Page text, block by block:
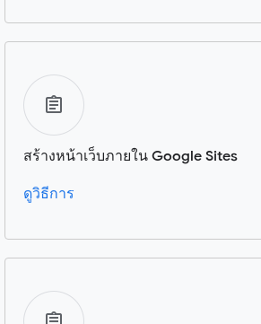
สร้างหน้าเว็บภายใน Google Sites
ดูวิธีการ